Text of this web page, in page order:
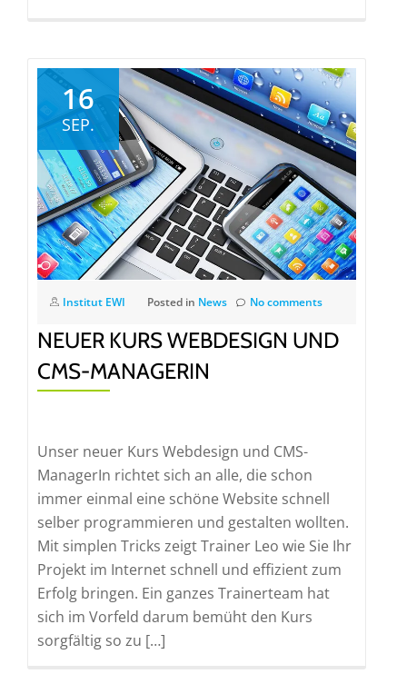
16
SEP.
Institut EWI Posted in News No comments
NEUER KURS WEBDESIGN UND
CMS-MANAGERIN
Unser neuer Kurs Webdesign und CMS-
ManagerIn richtet sich an alle, die schon
immer einmal eine schöne Website schnell
selber programmieren und gestalten wollten.
Mit simplen Tricks zeigt Trainer Leo wie Sie Ihr
Projekt im Internet schnell und effizient zum
Erfolg bringen. Ein ganzes Trainerteam hat
sich im Vorfeld darum bemüht den Kurs
sorgfältig so zu […]